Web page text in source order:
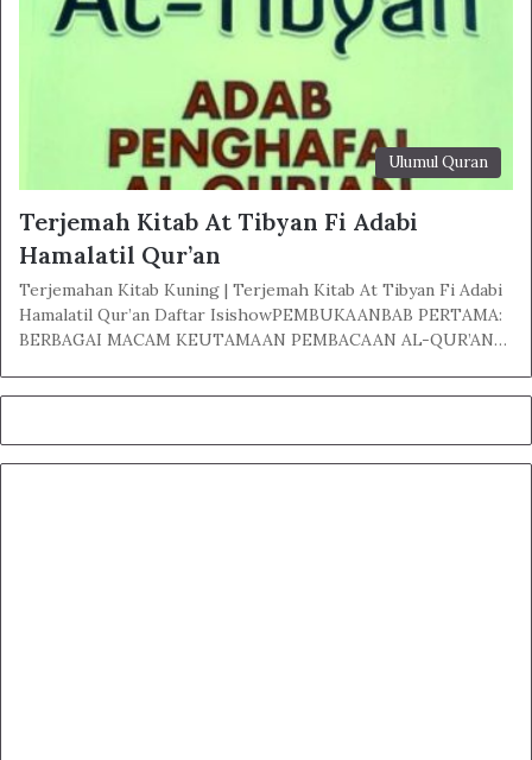
Ulumul Quran
Terjemah Kitab At Tibyan Fi Adabi
Hamalatil Qur’an
Terjemahan Kitab Kuning | Terjemah Kitab At Tibyan Fi Adabi
Hamalatil Qur’an Daftar IsishowPEMBUKAANBAB PERTAMA:
BERBAGAI MACAM KEUTAMAAN PEMBACAAN AL-QUR’AN…